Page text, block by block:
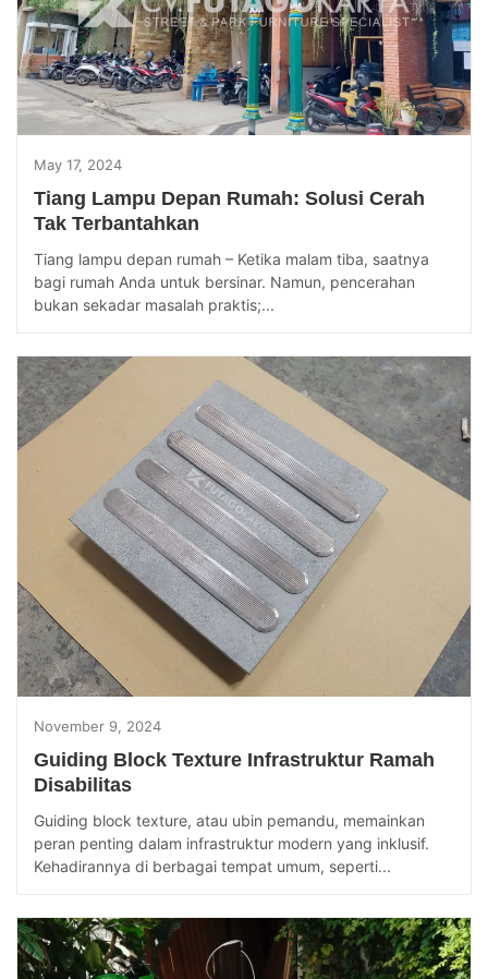
May 17, 2024
Tiang Lampu Depan Rumah: Solusi Cerah
Tak Terbantahkan
Tiang lampu depan rumah – Ketika malam tiba, saatnya
bagi rumah Anda untuk bersinar. Namun, pencerahan
bukan sekadar masalah praktis;...
November 9, 2024
Guiding Block Texture Infrastruktur Ramah
Disabilitas
Guiding block texture, atau ubin pemandu, memainkan
peran penting dalam infrastruktur modern yang inklusif.
Kehadirannya di berbagai tempat umum, seperti...